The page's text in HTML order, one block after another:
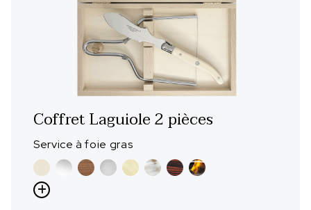
Coffret Laguiole 2 pièces
Service à foie gras